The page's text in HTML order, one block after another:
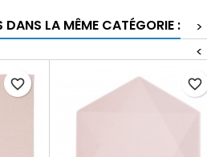
DANS LA MÊME CATÉGORIE :
>
<
favorite_border favorite_border